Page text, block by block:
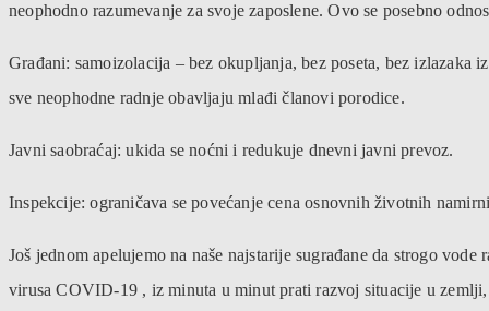
neophodno razumevanje za svoje zaposlene. Ovo se posebno
Građani: samoizolacija – bez okupljanja, bez poseta, bez izlazaka
sve neophodne radnje obavljaju mlađi članovi porodice.
Javni saobraćaj: ukida se noćni i redukuje dnevni javni prevoz.
Inspekcije: ograničava se povećanje cena osnovnih životnih
Još jednom apelujemo na naše najstarije sugrađane da strogo
virusa COVID-19 , iz minuta u minut prati razvoj situacije u